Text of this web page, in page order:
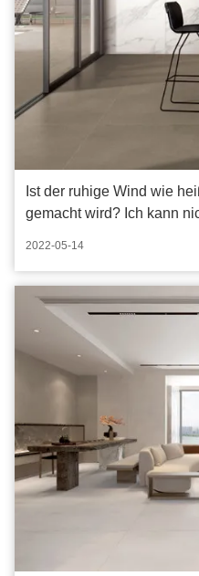
Ist der ruhige Wind wie
gemacht wird? Ich kann
2022-05-14